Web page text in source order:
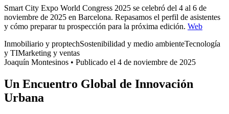
Smart City Expo World Congress 2025 se celebró del 4 al 6 de
noviembre de 2025 en Barcelona. Repasamos el perfil de asistentes
y cómo preparar tu prospección para la próxima edición. Web
Inmobiliario y proptechSostenibilidad y medio ambienteTecnología
y TIMarketing y ventas
Joaquín Montesinos • Publicado el 4 de noviembre de 2025
Un Encuentro Global de Innovación
Urbana